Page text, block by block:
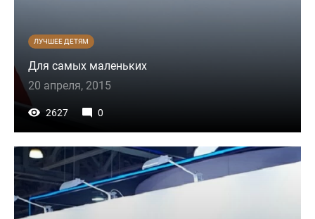
ЛУЧШЕЕ ДЕТЯМ
Для самых маленьких
20 апреля, 2015
2627 0